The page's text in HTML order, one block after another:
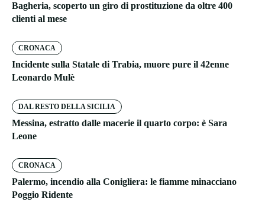
Bagheria, scoperto un giro di prostituzione da oltre 400
clienti al mese
CRONACA
Incidente sulla Statale di Trabia, muore pure il 42enne
Leonardo Mulè
DAL RESTO DELLA SICILIA
Messina, estratto dalle macerie il quarto corpo: è Sara
Leone
CRONACA
Palermo, incendio alla Conigliera: le fiamme minacciano
Poggio Ridente